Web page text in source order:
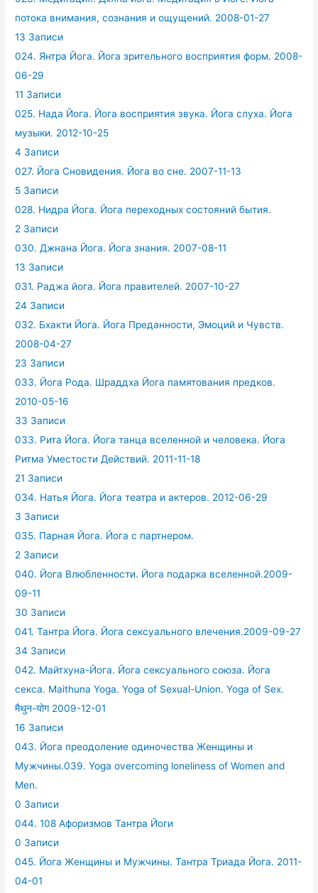
потока внимания, сознания и ощущений. 2008-01-27
13 Записи
024. Янтра Йога. Йога зрительного восприятия форм. 2008-
06-29
11 Записи
025. Нада Йога. Йога восприятия звука. Йога слуха. Йога
музыки. 2012-10-25
4 Записи
027. Йога Сновидения. Йога во сне. 2007-11-13
5 Записи
028. Нидра Йога. Йога переходных состояний бытия.
2 Записи
030. Джнана Йога. Йога знания. 2007-08-11
13 Записи
031. Раджа йога. Йога правителей. 2007-10-27
24 Записи
032. Бхакти Йога. Йога Преданности, Эмоций и Чувств.
2008-04-27
23 Записи
033. Йога Рода. Шраддха Йога памятования предков.
2010-05-16
33 Записи
033. Рита Йога. Йога танца вселенной и человека. Йога
Ритма Уместости Действий. 2011-11-18
21 Записи
034. Натья Йога. Йога театра и актеров. 2012-06-29
3 Записи
035. Парная Йога. Йога с партнером.
2 Записи
040. Йога Влюбленности. Йога подарка вселенной.2009-
09-11
30 Записи
041. Тантра Йога. Йога сексуального влечения.2009-09-27
34 Записи
042. Майтхуна-Йога. Йога сексуального союза. Йога
секса. Maithuna Yoga. Yoga of Sexual-Union. Yoga of Sex.
मैथुन-योग 2009-12-01
16 Записи
043. Йога преодоление одиночества Женщины и
Мужчины.039. Yoga overcoming loneliness of Women and
Men.
0 Записи
044. 108 Афоризмов Тантра Йоги
0 Записи
045. Йога Женщины и Мужчины. Тантра Триада Йога. 2011-
04-01